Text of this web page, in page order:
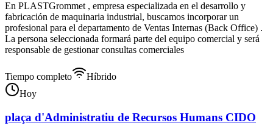
En PLASTGrommet , empresa especializada en el desarrollo y
fabricación de maquinaria industrial, buscamos incorporar un
profesional para el departamento de Ventas Internas (Back Office) .
La persona seleccionada formará parte del equipo comercial y será
responsable de gestionar consultas comerciales
Tiempo completo
Híbrido
Hoy
plaça d'Administratiu de Recursos Humans CIDO